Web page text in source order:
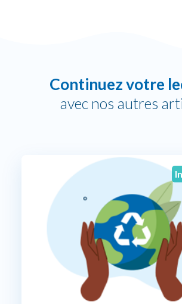
Continuez votre
avec nos autres